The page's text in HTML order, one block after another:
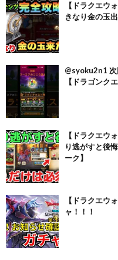
【ドラクエウ
きなり金の玉出
@syoku2n1 次
【ドラゴンク
【ドラクエウ
り逃がすと後
ーク】
【ドラクエウ
ャ！！！